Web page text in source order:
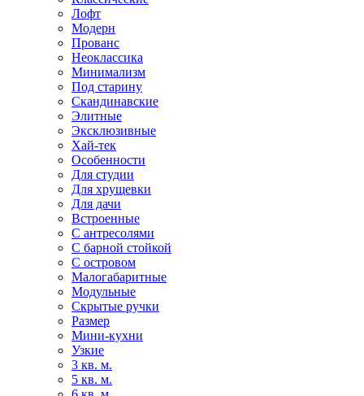
Лофт
Модерн
Прованс
Неоклассика
Минимализм
Под старину
Скандинавские
Элитные
Эксклюзивные
Хай-тек
Особенности
Для студии
Для хрущевки
Для дачи
Встроенные
С антресолями
С барной стойкой
С островом
Малогабаритные
Модульные
Скрытые ручки
Размер
Мини-кухни
Узкие
3 кв. м.
5 кв. м.